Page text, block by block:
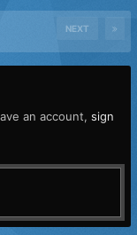
NEXT
an account, sign